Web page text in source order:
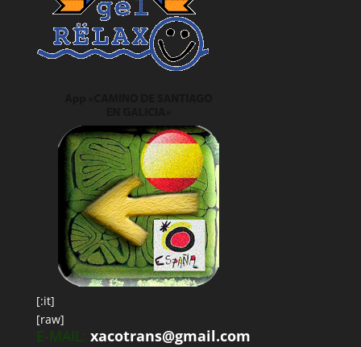
[:it]
[raw]
E-MAIL: xacotrans@gmail.com